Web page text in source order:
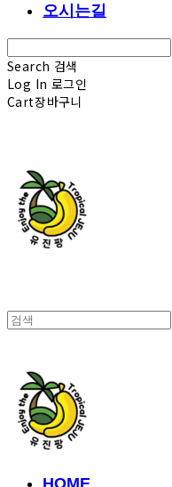
오시는길
Search 검색
Log In 로그인
Cart장바구니
HOME